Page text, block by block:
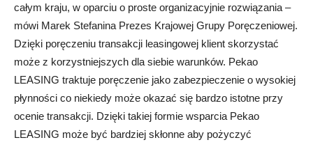
całym kraju, w oparciu o proste organizacyjnie rozwiązania –
mówi Marek Stefanina Prezes Krajowej Grupy Poręczeniowej.
Dzięki poręczeniu transakcji leasingowej klient skorzystać
może z korzystniejszych dla siebie warunków. Pekao
LEASING traktuje poręczenie jako zabezpieczenie o wysokiej
płynności co niekiedy może okazać się bardzo istotne przy
ocenie transakcji. Dzięki takiej formie wsparcia Pekao
LEASING może być bardziej skłonne aby pożyczyć